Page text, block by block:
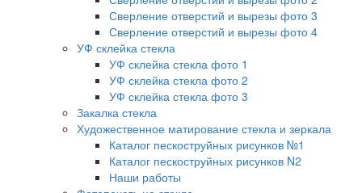
Сверление отверстий и вырезы фото 3
Сверление отверстий и вырезы фото 4
УФ склейка стекла
УФ склейка стекла фото 1
УФ склейка стекла фото 2
УФ склейка стекла фото 3
Закалка стекла
Художественное матирование стекла и зеркала
Каталог пескоструйных рисунков №1
Каталог пескоструйных рисунков N2
Наши работы